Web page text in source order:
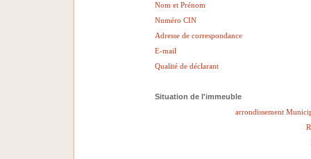
Nom et Prénom
Numéro CIN
Adresse de correspondance
E-mail
Qualité de déclarant
Situation de l'immeuble
arrondissement